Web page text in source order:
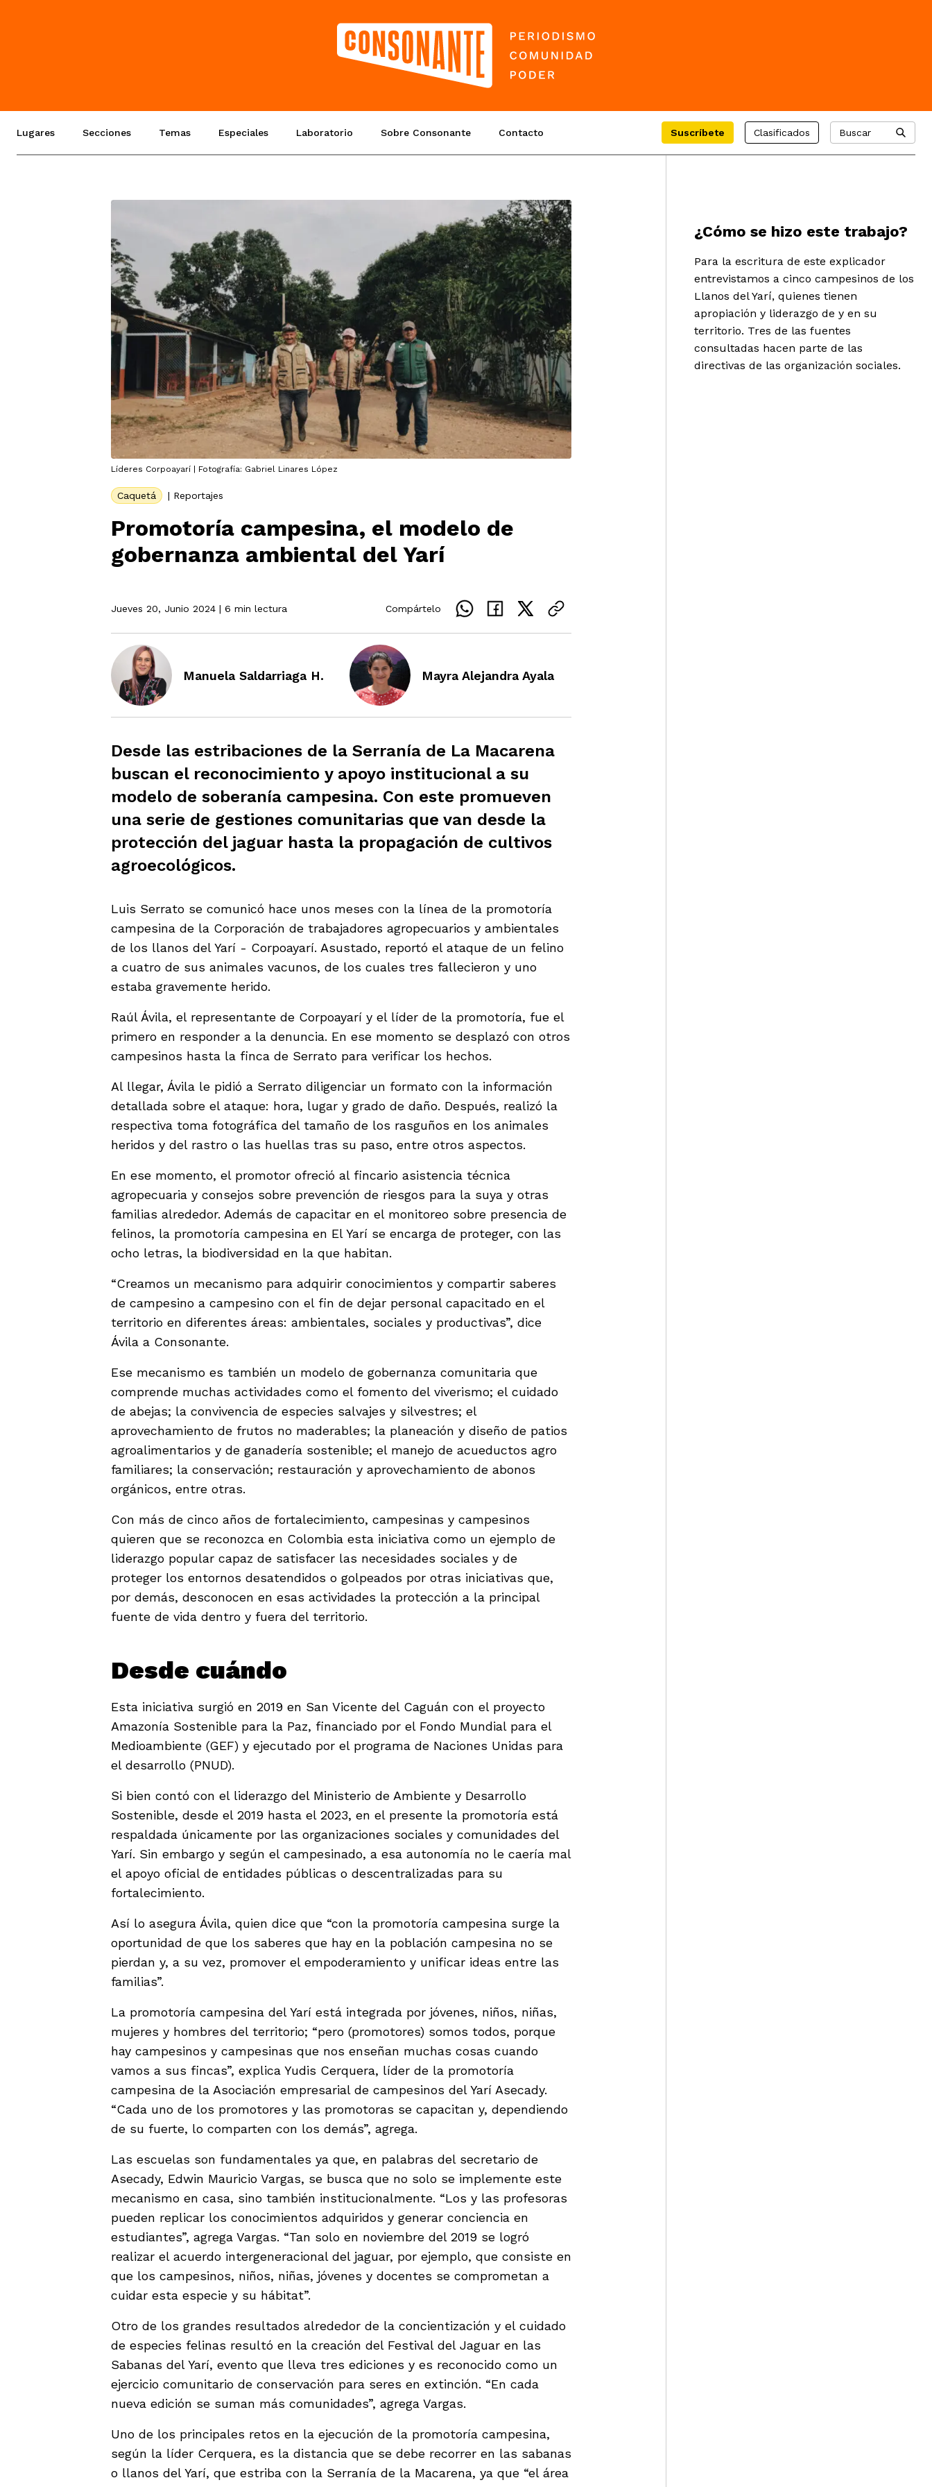
Lugares Secciones Temas Especiales Laboratorio Sobre Consonante Contacto Suscríbete Clasificados Buscar
Líderes Corpoayarí | Fotografía: Gabriel Linares López
Caquetá | Reportajes
Promotoría campesina, el modelo de
gobernanza ambiental del Yarí
Jueves 20, Junio 2024 | 6 min lectura Compártelo
Manuela Saldarriaga H. Mayra Alejandra Ayala
Desde las estribaciones de la Serranía de La Macarena
buscan el reconocimiento y apoyo institucional a su
modelo de soberanía campesina. Con este promueven
una serie de gestiones comunitarias que van desde la
protección del jaguar hasta la propagación de cultivos
agroecológicos.
Luis Serrato se comunicó hace unos meses con la línea de la promotoría
campesina de la Corporación de trabajadores agropecuarios y ambientales
de los llanos del Yarí - Corpoayarí. Asustado, reportó el ataque de un felino
a cuatro de sus animales vacunos, de los cuales tres fallecieron y uno
estaba gravemente herido.
Raúl Ávila, el representante de Corpoayarí y el líder de la promotoría, fue el
primero en responder a la denuncia. En ese momento se desplazó con otros
campesinos hasta la finca de Serrato para verificar los hechos.
Al llegar, Ávila le pidió a Serrato diligenciar un formato con la información
detallada sobre el ataque: hora, lugar y grado de daño. Después, realizó la
respectiva toma fotográfica del tamaño de los rasguños en los animales
heridos y del rastro o las huellas tras su paso, entre otros aspectos.
En ese momento, el promotor ofreció al fincario asistencia técnica
agropecuaria y consejos sobre prevención de riesgos para la suya y otras
familias alrededor. Además de capacitar en el monitoreo sobre presencia de
felinos, la promotoría campesina en El Yarí se encarga de proteger, con las
ocho letras, la biodiversidad en la que habitan.
“Creamos un mecanismo para adquirir conocimientos y compartir saberes
de campesino a campesino con el fin de dejar personal capacitado en el
territorio en diferentes áreas: ambientales, sociales y productivas”, dice
Ávila a Consonante.
Ese mecanismo es también un modelo de gobernanza comunitaria que
comprende muchas actividades como el fomento del viverismo; el cuidado
de abejas; la convivencia de especies salvajes y silvestres; el
aprovechamiento de frutos no maderables; la planeación y diseño de patios
agroalimentarios y de ganadería sostenible; el manejo de acueductos agro
familiares; la conservación; restauración y aprovechamiento de abonos
orgánicos, entre otras.
Con más de cinco años de fortalecimiento, campesinas y campesinos
quieren que se reconozca en Colombia esta iniciativa como un ejemplo de
liderazgo popular capaz de satisfacer las necesidades sociales y de
proteger los entornos desatendidos o golpeados por otras iniciativas que,
por demás, desconocen en esas actividades la protección a la principal
fuente de vida dentro y fuera del territorio.
Desde cuándo
Esta iniciativa surgió en 2019 en San Vicente del Caguán con el proyecto
Amazonía Sostenible para la Paz, financiado por el Fondo Mundial para el
Medioambiente (GEF) y ejecutado por el programa de Naciones Unidas para
el desarrollo (PNUD).
Si bien contó con el liderazgo del Ministerio de Ambiente y Desarrollo
Sostenible, desde el 2019 hasta el 2023, en el presente la promotoría está
respaldada únicamente por las organizaciones sociales y comunidades del
Yarí. Sin embargo y según el campesinado, a esa autonomía no le caería mal
el apoyo oficial de entidades públicas o descentralizadas para su
fortalecimiento.
Así lo asegura Ávila, quien dice que “con la promotoría campesina surge la
oportunidad de que los saberes que hay en la población campesina no se
pierdan y, a su vez, promover el empoderamiento y unificar ideas entre las
familias”.
La promotoría campesina del Yarí está integrada por jóvenes, niños, niñas,
mujeres y hombres del territorio; “pero (promotores) somos todos, porque
hay campesinos y campesinas que nos enseñan muchas cosas cuando
vamos a sus fincas”, explica Yudis Cerquera, líder de la promotoría
campesina de la Asociación empresarial de campesinos del Yarí Asecady.
“Cada uno de los promotores y las promotoras se capacitan y, dependiendo
de su fuerte, lo comparten con los demás”, agrega.
Las escuelas son fundamentales ya que, en palabras del secretario de
Asecady, Edwin Mauricio Vargas, se busca que no solo se implemente este
mecanismo en casa, sino también institucionalmente. “Los y las profesoras
pueden replicar los conocimientos adquiridos y generar conciencia en
estudiantes”, agrega Vargas. “Tan solo en noviembre del 2019 se logró
realizar el acuerdo intergeneracional del jaguar, por ejemplo, que consiste en
que los campesinos, niños, niñas, jóvenes y docentes se comprometan a
cuidar esta especie y su hábitat”.
Otro de los grandes resultados alrededor de la concientización y el cuidado
de especies felinas resultó en la creación del Festival del Jaguar en las
Sabanas del Yarí, evento que lleva tres ediciones y es reconocido como un
ejercicio comunitario de conservación para seres en extinción. “En cada
nueva edición se suman más comunidades”, agrega Vargas.
Uno de los principales retos en la ejecución de la promotoría campesina,
según la líder Cerquera, es la distancia que se debe recorrer en las sabanas
o llanos del Yarí, que estriba con la Serranía de la Macarena, ya que “el área
¿Cómo se hizo este trabajo?
Para la escritura de este explicador
entrevistamos a cinco campesinos de los
Llanos del Yarí, quienes tienen
apropiación y liderazgo de y en su
territorio. Tres de las fuentes
consultadas hacen parte de las
directivas de las organización sociales.